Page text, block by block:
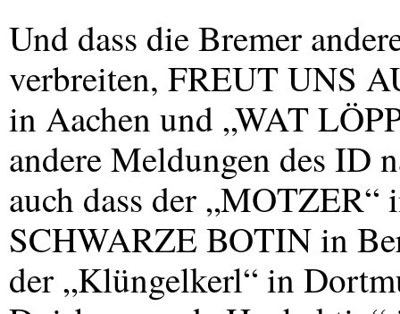
Und dass die Bremer
verbreiten, FREUTUNS
in Aachen und „WAT
andere Meldungen des ID
auch dass der „MOTZER“
SCHWARZEBOTINin
der „Klüngelkerl“ in